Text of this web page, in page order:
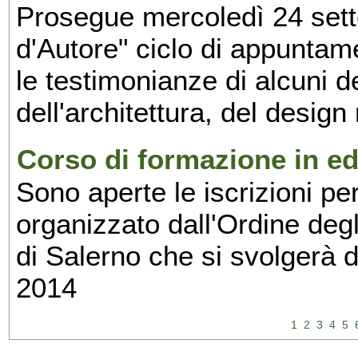
Prosegue mercoledì 24
d'Autore" ciclo di
le testimonianze di alcuni
dell'architettura, del
Corso di formazione in
Sono aperte le iscrizioni
organizzato dall'Ordine
di Salerno che si svolgerà
2014
1 2 3 4 5